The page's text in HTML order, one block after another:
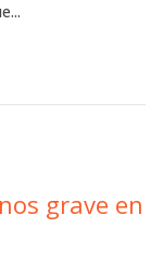
grave en